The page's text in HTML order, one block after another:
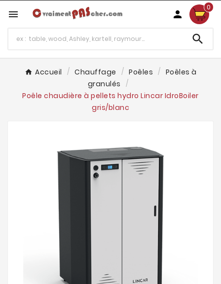
 
0

Accueil Chauffage Poêles
Poêles à
granulés
Poêle chaudière à pellets hydro Lincar IdroBoiler
gris/blanc